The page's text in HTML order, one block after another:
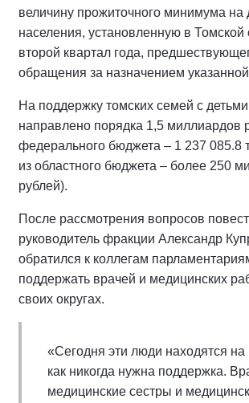
величину прожиточного минимума на
населения, установленную в Томской
второй квартал года,
обращения за назначением
На поддержку томских семей с детьми
направлено порядка 1,5 миллиардов
федерального бюджета – 1 237 085.8
из областного бюджета – более 250
рублей).
После рассмотрения вопросов
руководитель фракции Александр
обратился к коллегам
поддержать врачей и медицинских
своих округах.
«Сегодня эти люди находятся
как никогда нужна поддержка.
медицинские сестры и